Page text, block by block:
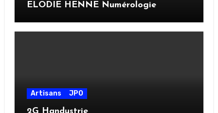
ELODIE HENNE Numérologie
Artisans JPO